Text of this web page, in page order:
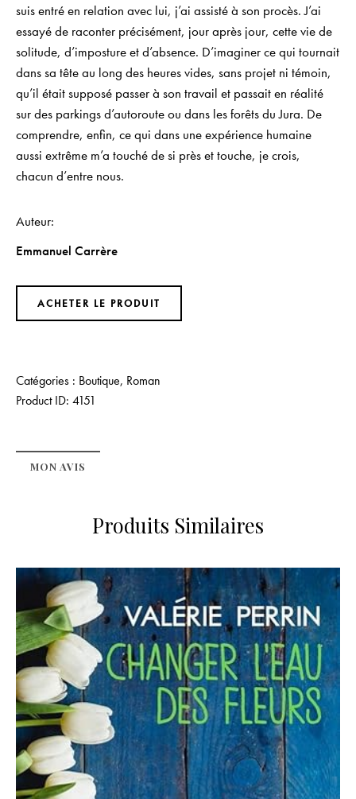
suis entré en relation avec lui, j’ai assisté à son procès. J’ai
essayé de raconter précisément, jour après jour, cette vie de
solitude, d’imposture et d’absence. D’imaginer ce qui tournait
dans sa tête au long des heures vides, sans projet ni témoin,
qu’il était supposé passer à son travail et passait en réalité
sur des parkings d’autoroute ou dans les forêts du Jura. De
comprendre, enfin, ce qui dans une expérience humaine
aussi extrême m’a touché de si près et touche, je crois,
chacun d’entre nous.
Auteur
Emmanuel Carrère
ACHETER LE PRODUIT
Catégories : Boutique, Roman
Product ID: 4151
MON AVIS
Produits Similaires